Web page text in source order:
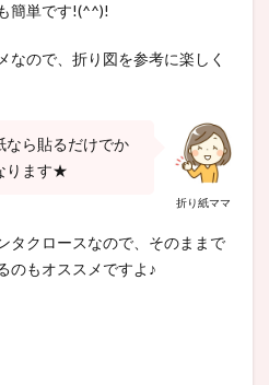
簡単です!(^^)!
なので、折り図を参考に楽しく
折り紙ママ
なら貼るだけでか
ります★
タクロースなので、そのままで
のもオススメですよ♪